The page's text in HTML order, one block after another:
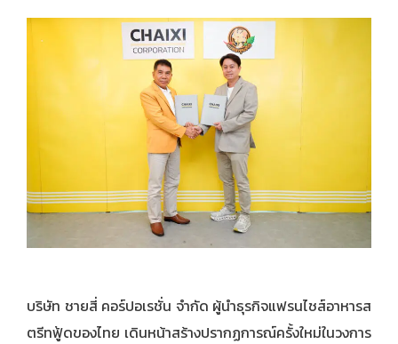
บริษัท ชายสี่ คอร์ปอเรชั่น จำกัด ผู้นำธุรกิจแฟรนไชส์อาหารส
ตรีทฟู้ดของไทย เดินหน้าสร้างปรากฏการณ์ครั้งใหม่ในวงการ